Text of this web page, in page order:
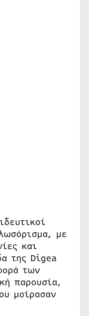
με
και
της Digea
των
παρουσία,
μοίρασαν